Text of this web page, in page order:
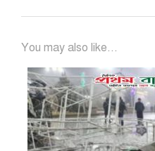
You may also like...